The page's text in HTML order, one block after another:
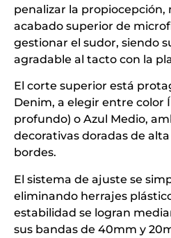
penalizar la propiocepción,
acabado superior de
gestionar el sudor, siendo
agradable al tacto con la
El corte superior está
Denim, a elegir entre color
profundo) o Azul Medio,
decorativas doradas de
bordes.
El sistema de ajuste se
eliminando herrajes
estabilidad se logran
sus bandas de 40mm y